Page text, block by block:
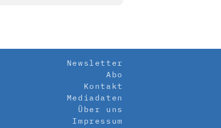
Newsletter
Abo
Kontakt
Mediadaten
Über uns
Impressum